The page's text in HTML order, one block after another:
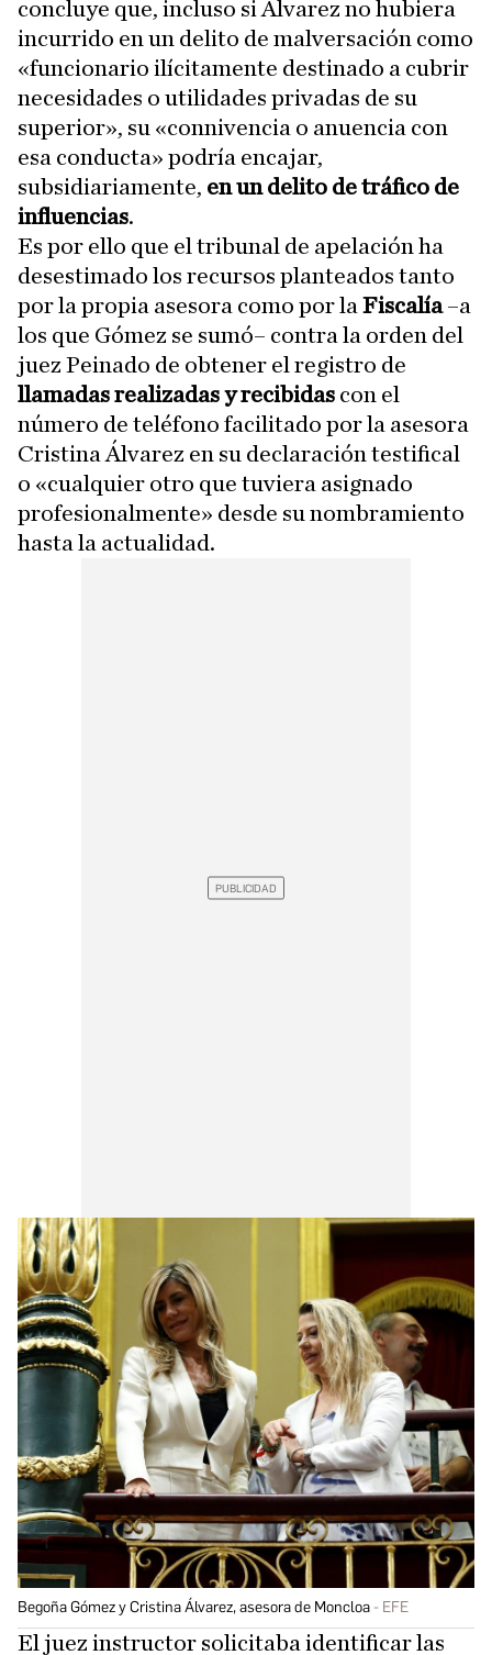
concluye que, incluso si Álvarez no hubiera
incurrido en un delito de malversación como
«funcionario ilícitamente destinado a cubrir
necesidades o utilidades privadas de su
superior», su «connivencia o anuencia con
esa conducta» podría encajar,
subsidiariamente, en un delito de tráfico de
influencias.
Es por ello que el tribunal de apelación ha
desestimado los recursos planteados tanto
por la propia asesora como por la Fiscalía–a
los que Gómez se sumó– contra la orden del
juez Peinado de obtener el registro de
llamadas realizadas y recibidas con el
número de teléfono facilitado por la asesora
Cristina Álvarez en su declaración testifical
o «cualquier otro que tuviera asignado
profesionalmente» desde su nombramiento
hasta la actualidad.
Begoña Gómez y Cristina Álvarez, asesora de Moncloa EFE
El juez instructor solicitaba identificar las